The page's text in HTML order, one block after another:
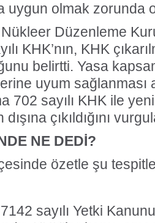
uygun olmak zorunda
Düzenleme
KHK’nın, KHK
belirtti. Yasa
uyum sağlanması
702 sayılı KHK ile
çıkıldığını
NE DEDİ?
özetle şu
sayılı Yetki